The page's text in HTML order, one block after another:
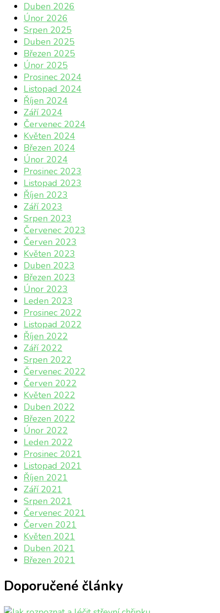
Duben 2026
Únor 2026
Srpen 2025
Duben 2025
Březen 2025
Únor 2025
Prosinec 2024
Listopad 2024
Říjen 2024
Září 2024
Červenec 2024
Květen 2024
Březen 2024
Únor 2024
Prosinec 2023
Listopad 2023
Říjen 2023
Září 2023
Srpen 2023
Červenec 2023
Červen 2023
Květen 2023
Duben 2023
Březen 2023
Únor 2023
Leden 2023
Prosinec 2022
Listopad 2022
Říjen 2022
Září 2022
Srpen 2022
Červenec 2022
Červen 2022
Květen 2022
Duben 2022
Březen 2022
Únor 2022
Leden 2022
Prosinec 2021
Listopad 2021
Říjen 2021
Září 2021
Srpen 2021
Červenec 2021
Červen 2021
Květen 2021
Duben 2021
Březen 2021
Doporučené články